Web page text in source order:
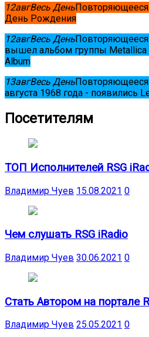
12авгВесь День
День Рождения
12авгВесь День
вышел альбом группы Metallica
Album
13авгВесь День
августа 1968 года - появились
Посетителям
ТОП Исполнителей RSG
Владимир Чуев 15.08.2021 0
Чем слушать RSG iRadio
Владимир Чуев 30.06.2021 0
Стать Автором на портале
Владимир Чуев 25.05.2021 0